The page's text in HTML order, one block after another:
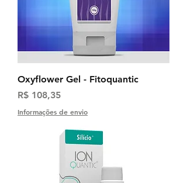
Oxyflower Gel - Fitoquantic
Preço
R$ 108,35
Informações de envio